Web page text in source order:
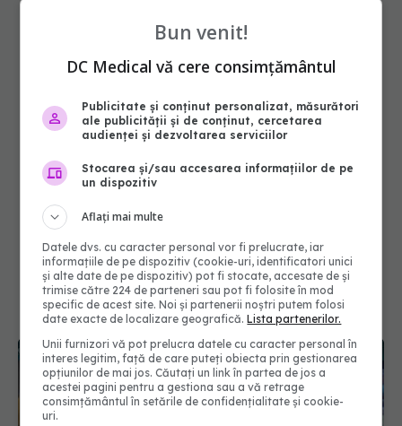
Bun venit!
DC Medical vă cere consimțământul
Publicitate și conținut personalizat, măsurători
ale publicității și de conținut, cercetarea
audienței și dezvoltarea serviciilor
Stocarea și/sau accesarea informațiilor de pe
un dispozitiv
Aflați mai multe
Datele dvs. cu caracter personal vor fi prelucrate, iar
informațiile de pe dispozitiv (cookie-uri, identificatori unici
și alte date de pe dispozitiv) pot fi stocate, accesate de și
trimise către 224 de parteneri sau pot fi folosite în mod
specific de acest site. Noi și partenerii noștri putem folosi
date exacte de localizare geografică.Lista partenerilor.
Unii furnizori vă pot prelucra datele cu caracter personal în
interes legitim, față de care puteți obiecta prin gestionarea
opțiunilor de mai jos. Căutați un link în partea de jos a
acestei pagini pentru a gestiona sau a vă retrage
consimțământul în setările de confidențialitate și cookie-
uri.